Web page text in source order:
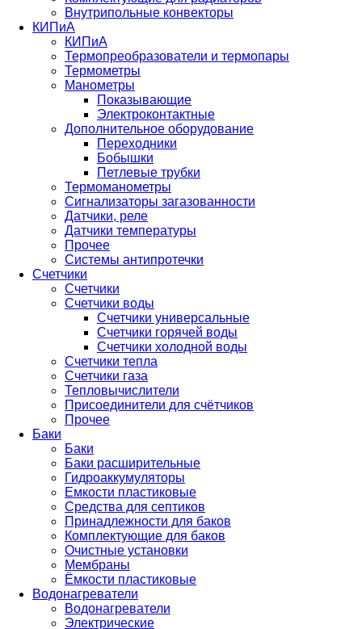
Внутрипольные конвекторы
КИПиА
КИПиА
Термопреобразователи и термопары
Термометры
Манометры
Показывающие
Электроконтактные
Дополнительное оборудование
Переходники
Бобышки
Петлевые трубки
Термоманометры
Сигнализаторы загазованности
Датчики, реле
Датчики температуры
Прочее
Системы антипротечки
Счетчики
Счетчики
Счетчики воды
Счетчики универсальные
Счетчики горячей воды
Счетчики холодной воды
Счетчики тепла
Счетчики газа
Тепловычислители
Присоединители для счётчиков
Прочее
Баки
Баки
Баки расширительные
Гидроаккумуляторы
Емкости пластиковые
Средства для септиков
Принадлежности для баков
Комплектующие для баков
Очистные установки
Мембраны
Ёмкости пластиковые
Водонагреватели
Водонагреватели
Электрические